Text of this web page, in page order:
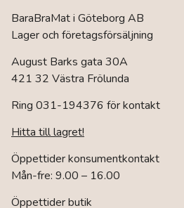
BaraBraMat i Göteborg AB
Lager och företagsförsäljning
August Barks gata 30A
421 32 Västra Frölunda
Ring 031-194376 för kontakt
Hitta till lagret!
Öppettider konsumentkontakt
Mån-fre: 9.00 – 16.00
Öppettider butik